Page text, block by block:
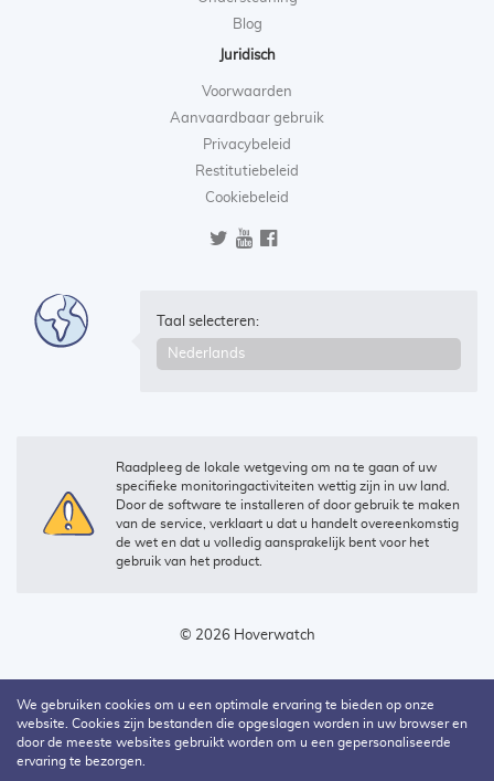
Blog
Juridisch
Voorwaarden
Aanvaardbaar gebruik
Privacybeleid
Restitutiebeleid
Cookiebeleid
Taal selecteren:
Raadpleeg de lokale wetgeving om na te gaan of uw
specifieke monitoringactiviteiten wettig zijn in uw land.
Door de software te installeren of door gebruik te maken
van de service, verklaart u dat u handelt overeenkomstig
de wet en dat u volledig aansprakelijk bent voor het
gebruik van het product.
© 2026 Hoverwatch
We gebruiken cookies om u een optimale ervaring te bieden op onze
website. Cookies zijn bestanden die opgeslagen worden in uw browser en
door de meeste websites gebruikt worden om u een gepersonaliseerde
ervaring te bezorgen.